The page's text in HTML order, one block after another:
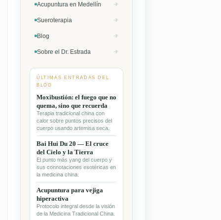
Acupuntura en Medellín
Sueroterapia
Blog
Sobre el Dr. Estrada
ÚLTIMAS ENTRADAS DEL
BLOG
Moxibustión: el fuego que no
quema, sino que recuerda
Terapia tradicional china con
calor sobre puntos precisos del
cuerpo usando artemisa seca.
Bai Hui Du 20 — El cruce
del Cielo y la Tierra
El punto más yang del cuerpo y
sus connotaciones esotéricas en
la medicina china.
Acupuntura para vejiga
hiperactiva
Protocolo integral desde la visión
de la Medicina Tradicional China.